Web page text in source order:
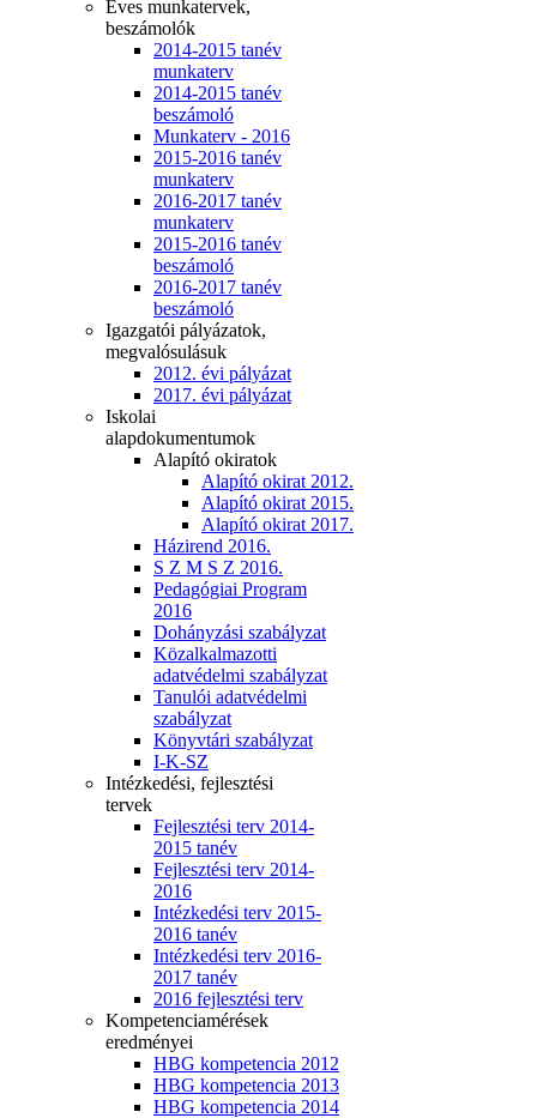
Éves munkatervek,
beszámolók
2014-2015 tanév
munkaterv
2014-2015 tanév
beszámoló
Munkaterv - 2016
2015-2016 tanév
munkaterv
2016-2017 tanév
munkaterv
2015-2016 tanév
beszámoló
2016-2017 tanév
beszámoló
Igazgatói pályázatok,
megvalósulásuk
2012. évi pályázat
2017. évi pályázat
Iskolai
alapdokumentumok
Alapító okiratok
Alapító okirat 2012.
Alapító okirat 2015.
Alapító okirat 2017.
Házirend 2016.
S Z M S Z 2016.
Pedagógiai Program
2016
Dohányzási szabályzat
Közalkalmazotti
adatvédelmi szabályzat
Tanulói adatvédelmi
szabályzat
Könyvtári szabályzat
I-K-SZ
Intézkedési, fejlesztési
tervek
Fejlesztési terv 2014-
2015 tanév
Fejlesztési terv 2014-
2016
Intézkedési terv 2015-
2016 tanév
Intézkedési terv 2016-
2017 tanév
2016 fejlesztési terv
Kompetenciamérések
eredményei
HBG kompetencia 2012
HBG kompetencia 2013
HBG kompetencia 2014